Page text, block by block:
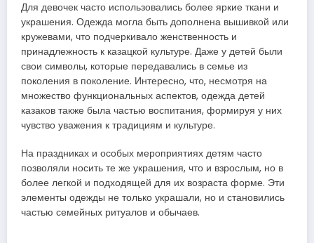
Для девочек часто использовались более яркие ткани и
украшения. Одежда могла быть дополнена вышивкой или
кружевами, что подчеркивало женственность и
принадлежность к казацкой культуре. Даже у детей были
свои символы, которые передавались в семье из
поколения в поколение. Интересно, что, несмотря на
множество функциональных аспектов, одежда детей
казаков также была частью воспитания, формируя у них
чувство уважения к традициям и культуре.
На праздниках и особых мероприятиях детям часто
позволяли носить те же украшения, что и взрослым, но в
более легкой и подходящей для их возраста форме. Эти
элементы одежды не только украшали, но и становились
частью семейных ритуалов и обычаев.